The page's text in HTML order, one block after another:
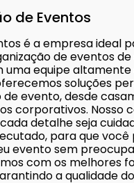
de Eventos
é a empresa ideal
de eventos
uma equipe
soluções
evento, desde
corporativos. Nosso
detalhe seja
para que você
evento sem
com os melhores
a qualidade